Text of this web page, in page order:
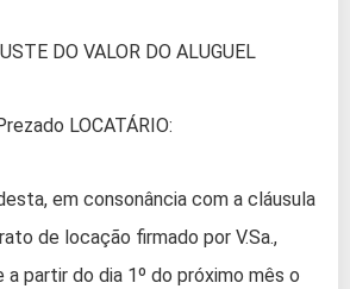
DO VALOR DO ALUGUEL
LOCATÁRIO:
em consonância com a cláusula
de locação firmado por V.Sa.,
a partir do dia 1º do próximo mês o